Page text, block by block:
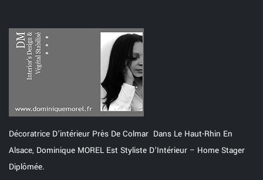
Décoratrice D’intérieur Près De Colmar Dans Le Haut-Rhin En
Alsace, Dominique MOREL Est Styliste D’Intérieur – Home Stager
Diplômée.